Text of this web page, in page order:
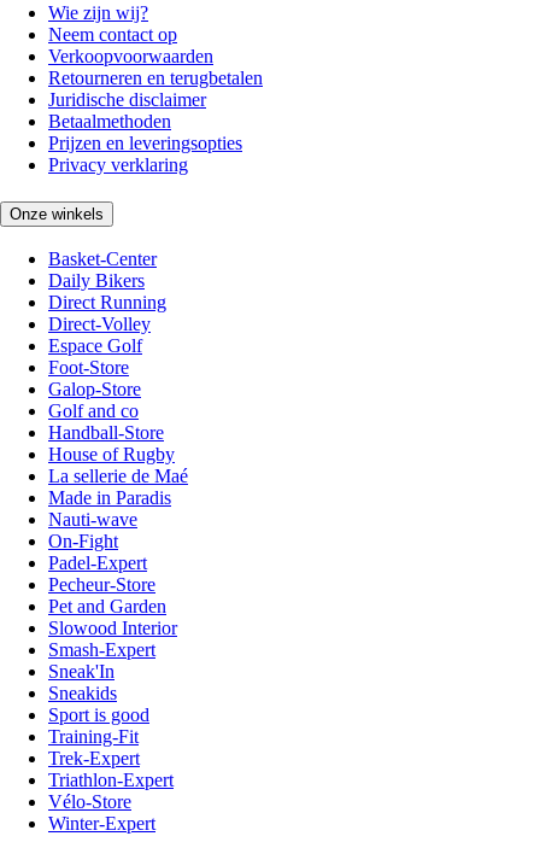
Wie zijn wij?
Neem contact op
Verkoopvoorwaarden
Retourneren en terugbetalen
Juridische disclaimer
Betaalmethoden
Prijzen en leveringsopties
Privacy verklaring
Onze winkels
Basket-Center
Daily Bikers
Direct Running
Direct-Volley
Espace Golf
Foot-Store
Galop-Store
Golf and co
Handball-Store
House of Rugby
La sellerie de Maé
Made in Paradis
Nauti-wave
On-Fight
Padel-Expert
Pecheur-Store
Pet and Garden
Slowood Interior
Smash-Expert
Sneak'In
Sneakids
Sport is good
Training-Fit
Trek-Expert
Triathlon-Expert
Vélo-Store
Winter-Expert